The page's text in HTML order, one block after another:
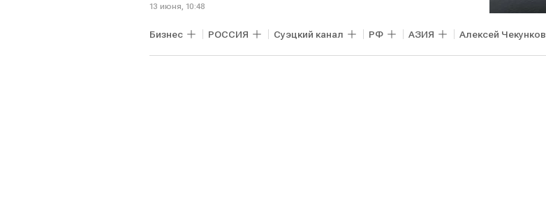
13 июня, 10:48
Бизнес РОССИЯ Суэцкий канал РФ АЗИЯ Алексей Чекунков
Минвостокразвития